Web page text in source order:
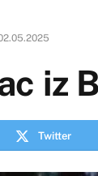
iz
Twitter